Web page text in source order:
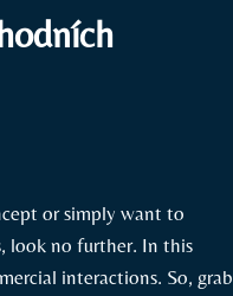
or simply want to
look no further. In this
interactions. So, grab